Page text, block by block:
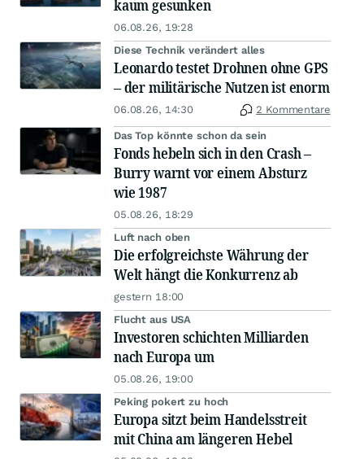
kaum gesunken
06.08.26, 19:28
Diese Technik verändert alles
Leonardo testet Drohnen ohne GPS
– der militärische Nutzen ist enorm
06.08.26, 14:30 2 Kommentare
Das Top könnte schon da sein
Fonds hebeln sich in den Crash –
Burry warnt vor einem Absturz
wie 1987
05.08.26, 18:29
Luft nach oben
Die erfolgreichste Währung der
Welt hängt die Konkurrenz ab
gestern 18:00
Flucht aus USA
Investoren schichten Milliarden
nach Europa um
05.08.26, 19:00
Peking pokert zu hoch
Europa sitzt beim Handelsstreit
mit China am längeren Hebel